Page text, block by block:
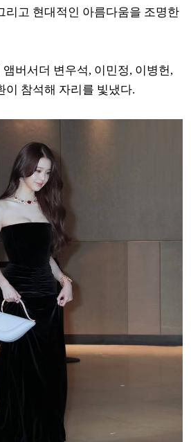
리고 현대적인 아름다움을 조명한
버서더 변우석, 이민정, 이병헌,
이 참석해 자리를 빛냈다.